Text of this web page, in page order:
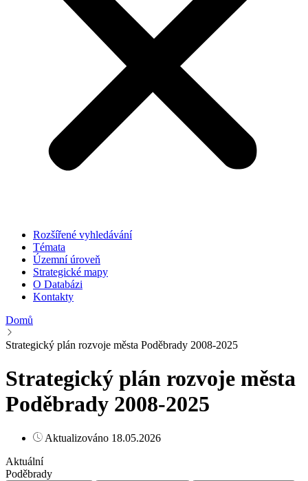
Rozšířené vyhledávání
Témata
Územní úroveň
Strategické mapy
O Databázi
Kontakty
Domů
Strategický plán rozvoje města Poděbrady 2008-2025
Strategický plán rozvoje města
Poděbrady 2008-2025
Aktualizováno 18.05.2026
Aktuální
Poděbrady